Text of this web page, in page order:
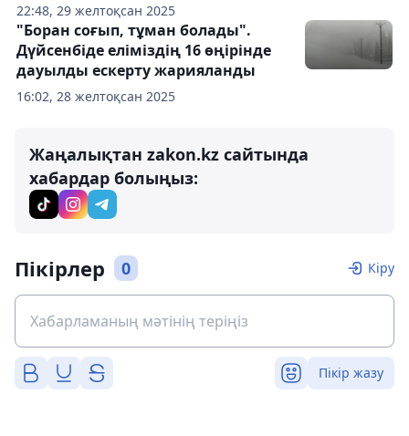
22:48, 29 желтоқсан 2025
16:02, 28 желтоқсан 2025
"Боран соғып, тұман болады".
Дүйсенбіде еліміздің 16 өңірінде
дауылды ескерту жарияланды
Жаңалықтан zakon.kz сайтында
хабардар болыңыз:
Пікірлер 0 Кіру
Пікір жазу